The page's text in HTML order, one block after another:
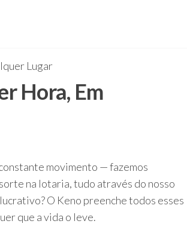
Lugar
Hora, Em
movimento — fazemos
na lotaria, tudo através do nosso
O Keno preenche todos esses
que a vida o leve.